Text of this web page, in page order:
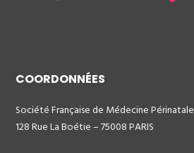
COORDONNÉES
Société Française de Médecine Périnatale
128 Rue La Boétie – 75008 PARIS